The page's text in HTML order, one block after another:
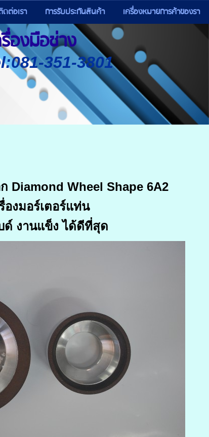
ดต่อเรา การรับประกันสินค้า เครื่องหมายการค้าของรา
องมือช่าง
351-3801
Diamond Wheel Shape 6A2
องมอร์เตอร์แท่น
ด์ งานแข็ง ได้ดีที่สุด